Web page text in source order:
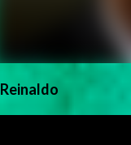
Reinaldo